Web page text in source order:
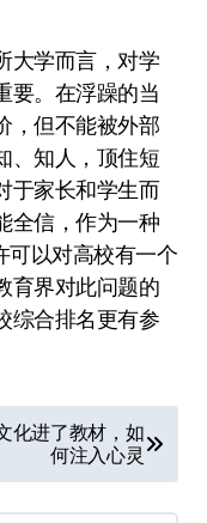
大学而言，对学
要。在浮躁的当
，但不能被外部
、知人，顶住短
于家长和学生而
全信，作为一种
可以对高校有一个
育界对此问题的
综合排名更有参
化进了教材，如
何注入心灵